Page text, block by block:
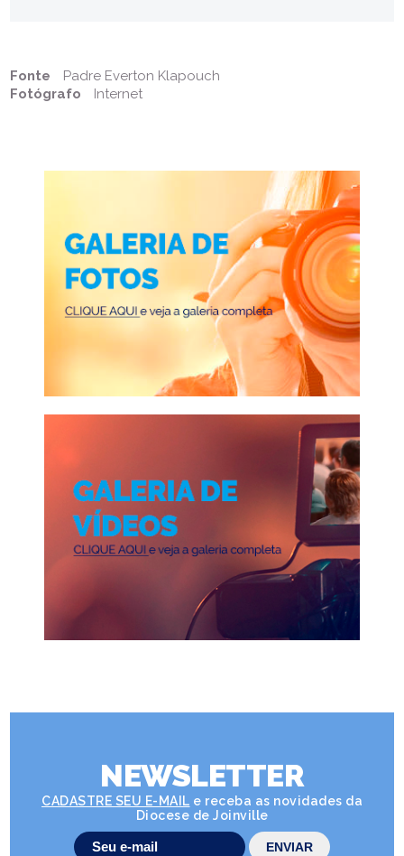
Fonte
Padre Everton Klapouch
Fotógrafo
Internet
NEWSLETTER
CADASTRE SEU E-MAIL e receba as novidades da
Diocese de Joinville